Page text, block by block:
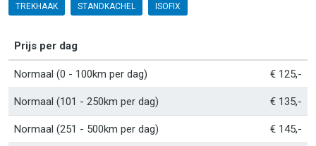
TREKHAAK STANDKACHEL ISOFIX
Prijs per dag
Normaal (0 - 100km per dag) € 125,-
Normaal (101 - 250km per dag) € 135,-
Normaal (251 - 500km per dag) € 145,-